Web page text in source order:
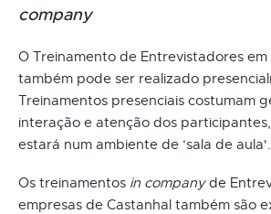
company
O Treinamento de Entrevistadores em
também pode ser realizado
Treinamentos presenciais costumam
interação e atenção dos
estará num ambiente de ‘sala de aula'.
Os treinamentos in companyde
empresas de Castanhal também são